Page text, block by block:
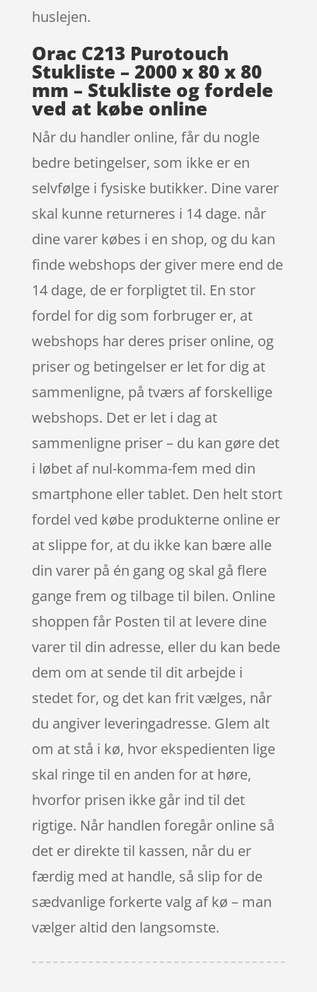
huslejen.
Orac C213 Purotouch
Stukliste – 2000 x 80 x 80
mm – Stukliste og fordele
ved at købe online
Når du handler online, får du nogle
bedre betingelser, som ikke er en
selvfølge i fysiske butikker. Dine varer
skal kunne returneres i 14 dage. når
dine varer købes i en shop, og du kan
finde webshops der giver mere end de
14 dage, de er forpligtet til. En stor
fordel for dig som forbruger er, at
webshops har deres priser online, og
priser og betingelser er let for dig at
sammenligne, på tværs af forskellige
webshops. Det er let i dag at
sammenligne priser – du kan gøre det
i løbet af nul-komma-fem med din
smartphone eller tablet. Den helt stort
fordel ved købe produkterne online er
at slippe for, at du ikke kan bære alle
din varer på én gang og skal gå flere
gange frem og tilbage til bilen. Online
shoppen får Posten til at levere dine
varer til din adresse, eller du kan bede
dem om at sende til dit arbejde i
stedet for, og det kan frit vælges, når
du angiver leveringadresse. Glem alt
om at stå i kø, hvor ekspedienten lige
skal ringe til en anden for at høre,
hvorfor prisen ikke går ind til det
rigtige. Når handlen foregår online så
det er direkte til kassen, når du er
færdig med at handle, så slip for de
sædvanlige forkerte valg af kø – man
vælger altid den langsomste.